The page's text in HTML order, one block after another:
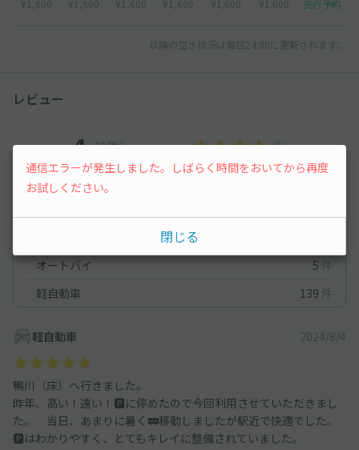
¥1,600 ¥1,600 ¥1,600 ¥1,600 ¥1,600 ¥1,600 先行予約
以降の空き状況は毎日24:00に更新されます。
レビュー
4（3件）
満足度
オートバイ
5 件
軽自動車
139 件
軽自動車 2024/8/4
鴨川（床）へ行きました。
昨年、高い！遠い！🅿️に停めたので今回利用させていただきまし
た。 当日、あまりに暑く🚃移動しましたが駅近で快適でした。
🅿️はわかりやすく、とてもキレイに整備されていました。
通信エラーが発生しました。しばらく時間をおいてから再度
お試しください。
閉じる